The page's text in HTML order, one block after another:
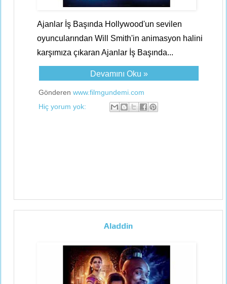
Ajanlar İş Başında Hollywood'un sevilen
oyuncularından Will Smith'in animasyon halini
karşımıza çıkaran Ajanlar İş Başında...
Devamını Oku »
Gönderen www.filmgundemi.com
Hiç yorum yok:
Aladdin